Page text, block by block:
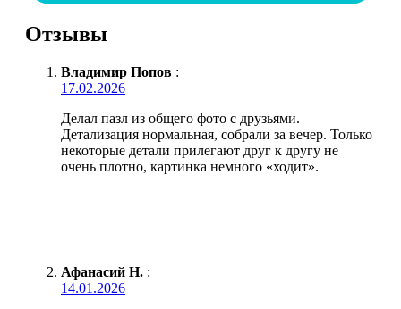
Отзывы
Владимир Попов :
17.02.2026
Делал пазл из общего фото с друзьями.
Детализация нормальная, собрали за вечер. Только
некоторые детали прилегают друг к другу не
очень плотно, картинка немного «ходит».
Афанасий Н. :
14.01.2026